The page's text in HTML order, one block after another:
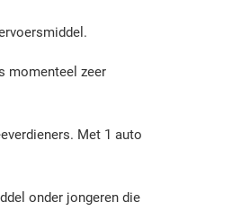
momenteel zeer
Met 1 auto
onder jongeren die